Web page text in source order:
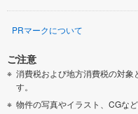
PRマークについて
ご注意
消費税および地方消費税の対象
す。
物件の写真やイラスト、CGな